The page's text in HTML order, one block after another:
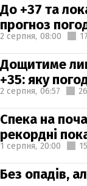
До +37 та
прогноз
2 серпня, 08:00
Дощитиме
+35: яку
2 серпня, 06:57
Спека на
рекордні
1 серпня, 20:00
Без опадів,